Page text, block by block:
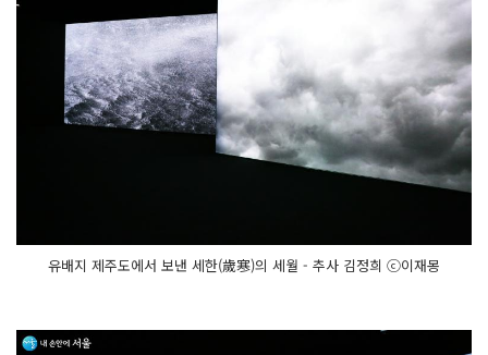
유배지 제주도에서 보낸 세한(歲寒)의 세월 - 추사 김정희 ⓒ이재몽